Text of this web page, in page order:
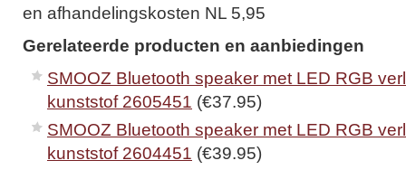
en afhandelingskosten NL 5,95
Gerelateerde producten en aanbiedingen
SMOOZ Bluetooth speaker met LED RGB
kunststof 2605451 (€37.95)
SMOOZ Bluetooth speaker met LED RGB
kunststof 2604451 (€39.95)